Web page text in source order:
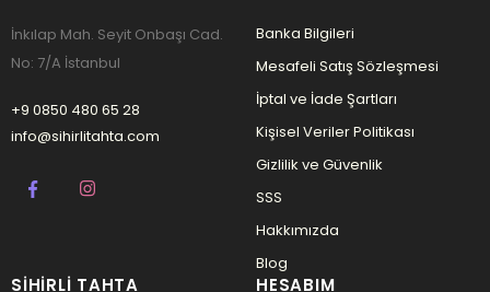
İnkılap Mah. Seyit Onbaşı Cad.
No: 7/A İstanbul
+9 0850 480 65 28
info@sihirlitahta.com
Banka Bilgileri
Mesafeli Satış Sözleşmesi
İptal ve İade Şartları
Kişisel Veriler Politikası
Gizlilik ve Güvenlik
SSS
Hakkımızda
Blog
SIHIRLI TAHTA HESABIM